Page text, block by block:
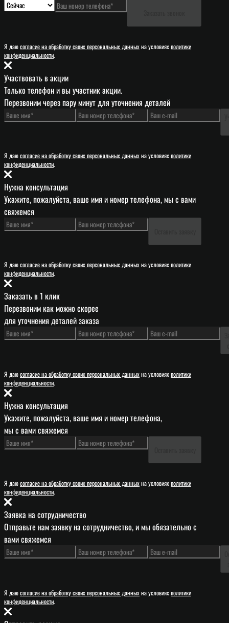
Я даюсогласие на обработку своих персональных данныхна условияхполитики
конфиденциальности.
Участвовать в акции
Только телефон и вы участник акции.
Перезвоним через пару минут для уточнения деталей
Я даюсогласие на обработку своих персональных данныхна условияхполитики
конфиденциальности.
Нужна консультация
Укажите, пожалуйста, ваше имя и номер телефона, мы с вами
свяжемся
Я даюсогласие на обработку своих персональных данныхна условияхполитики
конфиденциальности.
Заказать в 1 клик
Перезвоним как можно скорее
для уточнения деталей заказа
Я даюсогласие на обработку своих персональных данныхна условияхполитики
конфиденциальности.
Нужна консультация
Укажите, пожалуйста, ваше имя и номер телефона,
мы с вами свяжемся
Я даюсогласие на обработку своих персональных данныхна условияхполитики
конфиденциальности.
Заявка на сотрудничество
Отправьте нам заявку на сотрудничество, и мы обязательно с
вами свяжемся
Я даюсогласие на обработку своих персональных данныхна условияхполитики
конфиденциальности.